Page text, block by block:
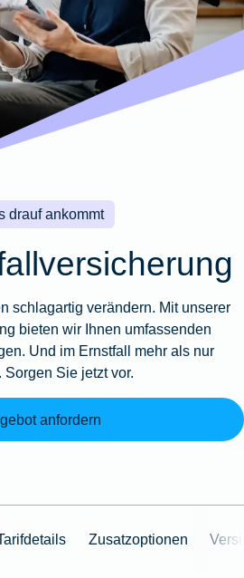
drauf ankommt
schlagartig verändern. Mit unserer
bieten wir Ihnen umfassenden
Und im Ernstfall mehr als nur
Sie jetzt vor.
anfordern
Zusatzoptionen